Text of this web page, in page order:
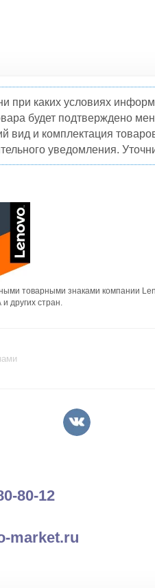
при каких условиях
будет подтверждено
и комплектация
уведомления.
товарными знаками компании
других стран.
80-12
market.ru